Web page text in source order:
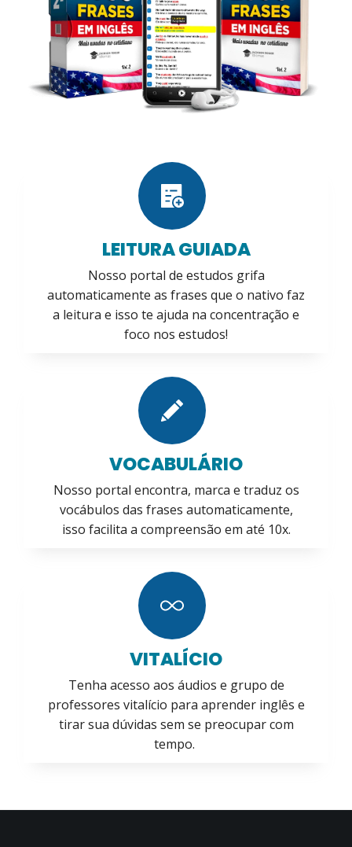
LEITURA GUIADA
Nosso portal de estudos grifa
automaticamente as frases que o nativo faz
a leitura e isso te ajuda na concentração e
foco nos estudos!
VOCABULÁRIO
Nosso portal encontra, marca e traduz os
vocábulos das frases automaticamente,
isso facilita a compreensão em até 10x.
VITALÍCIO
Tenha acesso aos áudios e grupo de
professores vitalício para aprender inglês e
tirar sua dúvidas sem se preocupar com
tempo.